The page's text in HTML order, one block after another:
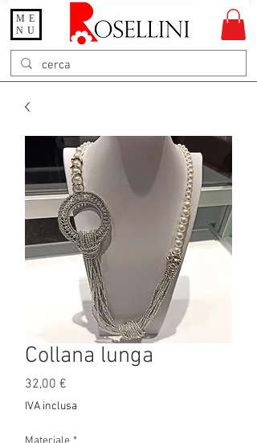
Gioielleria Rosellini
Rosellini online
ME
NU
Collana lunga
32,00 €
IVA inclusa